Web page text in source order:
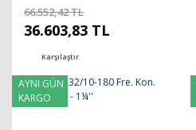
66.552,42 TL
36.603,83 TL
Karşılaştır
AYNI GÜN
KARGO